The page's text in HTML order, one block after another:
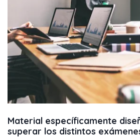
Material específicamente
superar los distintos